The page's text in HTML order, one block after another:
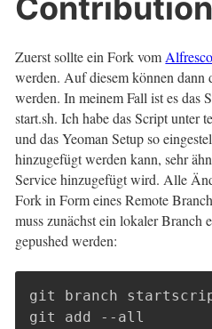
Contribution
Zuerst sollte ein Fork vom
werden. Auf diesem können dann
werden. In meinem Fall ist es das
start.sh. Ich habe das Script unter
und das Yeoman Setup so
hinzugefügt werden kann, sehr
Service hinzugefügt wird. Alle
Fork in Form eines Remote
muss zunächst ein lokaler Branch
gepushed werden:
git branch
git add --all